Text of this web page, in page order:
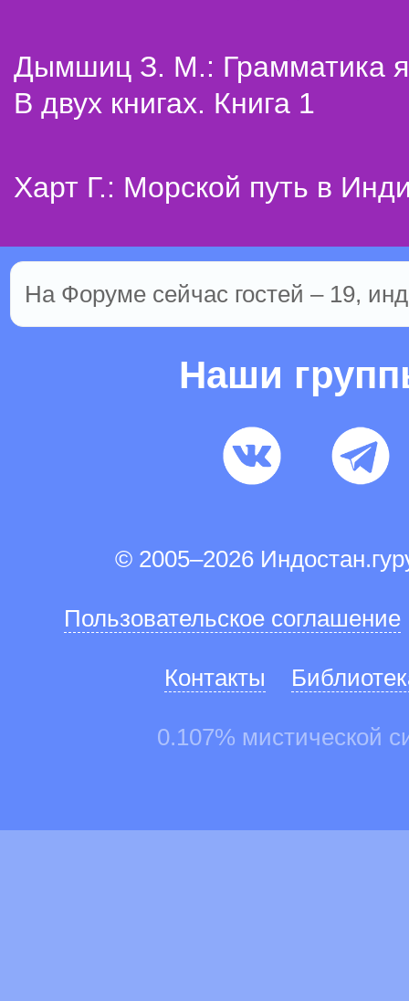
Дымшиц З. М.: Грамматика
В двух книгах. Книга 1
Харт Г.: Морской путь в
На Форуме сейчас гостей – 19,
Наши
© 2005–2026
Пользовательское соглашение
Контакты
0.107% мистической